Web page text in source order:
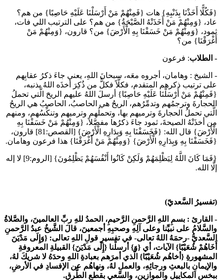
{فَكُلًّا أَخَذْنَا بِذَنْبِهِ} هات {فَمِنْهُمْ مَنْ أَرْسَلْنَا عَلَيْهِ حَاصِبًا} من هم؟
عاد، {وَمِنْهُمْ مَنْ أَخَذَتْهُ الصَّيْحَةُ} من هم؟ على الترتيب اللي فات،
ثمود، {وَمِنْهُمْ مَنْ خَسَفْنَا بِهِ الْأَرْضَ} من؟ قارون، {وَمِنْهُمْ مَنْ
أَغْرَقْنَا} من؟
- الطلاب: فرعون
- الشيخ : وهامان، أجروه معَه، سبحانَ اللهِ، يعني جاءَ ذكرُ عقابِهم
على ترتيب ذكرهم المتقدم، فكلَّاً فكلُّ من ذُكِرَ أخذَه اللهُ بذنبه،
{فَمِنْهُمْ مَنْ أَرْسَلْنَا عَلَيْهِ حَاصِبًا} أرسلَ اللهُ عليهم الريحَ الَّتي تحملُ
الحجارةَ وترجمُهم وتدمِّرُهم، الريحُ هي الحاصبُ، الحاصبُ هي الريحُ
الَّتي تحملُ الحجارةَ وترميهم بها، وتحملُهم وترميهم وتنكِّسُهم، ومنهم
من أخذَتْهُ الصيحةَ، ثمود جاءَ ذكرُها مفصَّلاً، {وَمِنْهُمْ مَنْ خَسَفْنَا بِهِ
الْأَرْضَ} قال الله: {فَخَسَفْنَا بِهِ وَبِدَارِهِ الْأَرْضَ} [القصص:81] قارون،
{فَخَسَفْنَا بِهِ وَبِدَارِهِ الْأَرْضَ} {وَمِنْهُمْ مَنْ أَغْرَقْنَا} هذا فرعون وهامان.
{فَمَا كَانَ اللَّهُ لِيَظْلِمَهُمْ وَلَكِنْ كَانُوا أَنْفُسَهُمْ يَظْلِمُونَ} [الروم:9] لا إله
إلَّا الله.
(تفسيرُ السَّعديّ)
- القارئ : بسمِ اللهِ الرَّحمنِ الرَّحيمِ، الحمدُ للهِ ربِّ العالمينَ، والصَّلاةُ
والسَّلامُ على نبيِّنا وعلى آلِهِ وصحبِهِ أجمعينَ، قالَ الشَّيخُ عبدُ الرَّحمنِ
السَّعديُّ -رحمَهُ اللهُ تعالى- في تفسيرِ قولِ اللهِ تعالى: {وَإِلَى مَدْيَنَ
أَخَاهُمْ شُعَيْبًا} الآيات، أي {وَ} أرسلْنا {إِلَى مَدْيَنَ} القبيلةِ المعروفةِ
المشهورةِ {أخاهُم شُعَيْبًا} الَّذي أمرَهم بعبادةِ اللهِ وحدَهُ لا شريكَ لهُ،
والإيمانِ بالبعثِ ورجائِهِ، والعملِ لهُ، ونهاهُم عن الإفسادِ في الأرضِ،
ببخسِ المكاييلِ والموازينِ، والسَّعي بقطعِ الطُّرقِ.